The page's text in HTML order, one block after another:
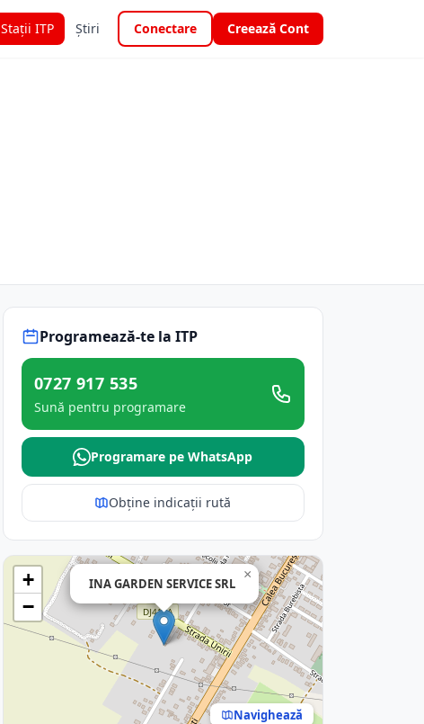
Stații ITP Știri Conectare Creează Cont
Programează-te la ITP
0727 917 535
Sună pentru programare
Programare pe WhatsApp
Obține indicații rută
INA GARDEN SERVICE SRL
×
+
−
Navighează